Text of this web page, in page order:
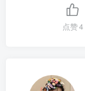
点赞4